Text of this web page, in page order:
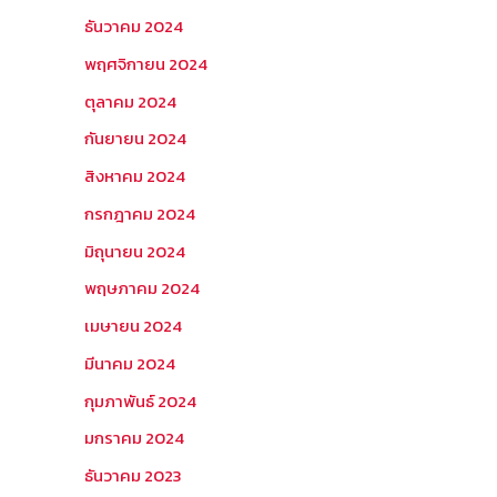
ธันวาคม 2024
พฤศจิกายน 2024
ตุลาคม 2024
กันยายน 2024
สิงหาคม 2024
กรกฎาคม 2024
มิถุนายน 2024
พฤษภาคม 2024
เมษายน 2024
มีนาคม 2024
กุมภาพันธ์ 2024
มกราคม 2024
ธันวาคม 2023